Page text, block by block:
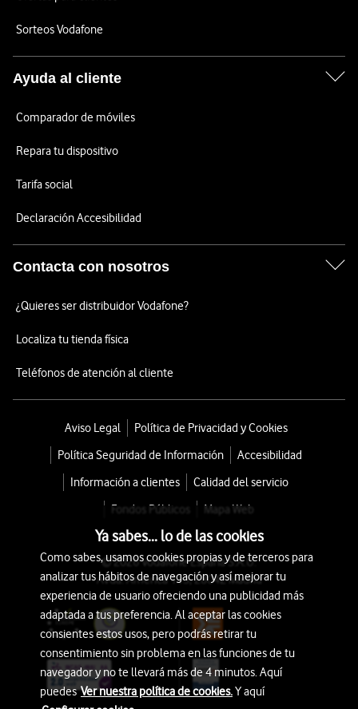
Sorteos Vodafone
Ayuda al cliente
Comparador de móviles
Repara tu dispositivo
Tarifa social
Declaración Accesibilidad
Contacta con nosotros
¿Quieres ser distribuidor Vodafone?
Localiza tu tienda física
Teléfonos de atención al cliente
Aviso Legal
Política de Privacidad y Cookies
Política Seguridad de Información
Accesibilidad
Información a clientes
Calidad del servicio
Fondos Públicos
Mapa Web
© 2026 Vodafone España S.A.U.
Avda. América 115, 28042 Madrid
Ya sabes... lo de las cookies
Como sabes, usamos cookies propias y de terceros para
analizar tus hábitos de navegación y así mejorar tu
experiencia de usuario ofreciendo una publicidad más
adaptada a tus preferencia. Al aceptar las cookies
consientes estos usos, pero podrás retirar tu
consentimiento sin problema en las funciones de tu
navegador y no te llevará más de 4 minutos. Aquí
puedesVer nuestra política de cookies.Y aquí